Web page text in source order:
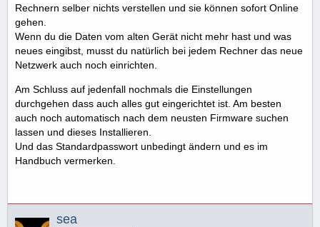
Rechnern selber nichts verstellen und sie können sofort Online
gehen.
Wenn du die Daten vom alten Gerät nicht mehr hast und was
neues eingibst, musst du natürlich bei jedem Rechner das neue
Netzwerk auch noch einrichten.
Am Schluss auf jedenfall nochmals die Einstellungen
durchgehen dass auch alles gut eingerichtet ist. Am besten
auch noch automatisch nach dem neusten Firmware suchen
lassen und dieses Installieren.
Und das Standardpasswort unbedingt ändern und es im
Handbuch vermerken.
sea